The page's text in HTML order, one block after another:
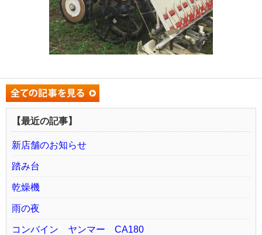
【最近の記事】
新店舗のお知らせ
踏み台
乾燥機
雨の夜
コンバイン ヤンマー CA180